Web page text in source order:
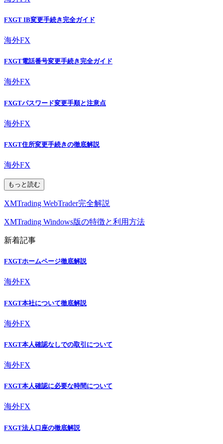
FXGT IB変更手続き完全ガイド
海外FX
FXGT電話番号変更手続き完全ガイド
海外FX
FXGTパスワード変更手順と注意点
海外FX
FXGT住所変更手続きの徹底解説
海外FX
もっと読む
XMTrading WebTrader完全解説
XMTrading Windows版の特徴と利用方法
新着記事
FXGTホームページ徹底解説
海外FX
FXGT本社について徹底解説
海外FX
FXGT本人確認なしでの取引について
海外FX
FXGT本人確認に必要な時間について
海外FX
FXGT法人口座の徹底解説